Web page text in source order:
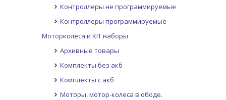
Контроллеры не программируемые
Контроллеры программируемые
Моторколеса и KIT наборы
Архивные товары
Комплекты без акб
Комплекты с акб
Моторы, мотор-колеса в ободе.